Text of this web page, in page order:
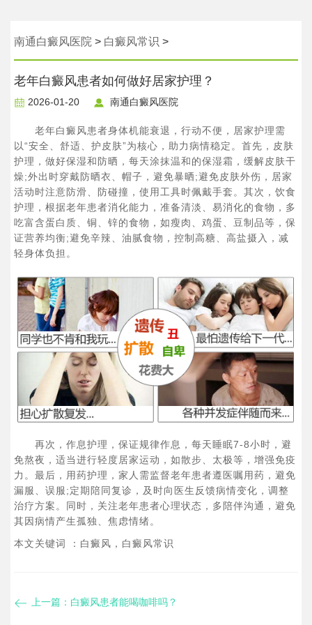
南通白癜风医院 > 白癜风常识 >
老年白癜风患者如何做好居家护理？
2026-01-20 南通白癜风医院
老年白癜风患者身体机能衰退，行动不便，居家护理需
以“安全、舒适、护皮肤”为核心，助力病情稳定。首先，皮肤
护理，做好保湿和防晒，每天涂抹温和的保湿霜，缓解皮肤干
燥;外出时穿戴防晒衣、帽子，避免暴晒;避免皮肤外伤，居家
活动时注意防滑、防碰撞，使用工具时佩戴手套。其次，饮食
护理，根据老年患者消化能力，准备清淡、易消化的食物，多
吃富含蛋白质、铜、锌的食物，如瘦肉、鸡蛋、豆制品等，保
证营养均衡;避免辛辣、油腻食物，控制高糖、高盐摄入，减
轻身体负担。
再次，作息护理，保证规律作息，每天睡眠7-8小时，避
免熬夜，适当进行轻度居家运动，如散步、太极等，增强免疫
力。最后，用药护理，家人需监督老年患者遵医嘱用药，避免
漏服、误服;定期陪同复诊，及时向医生反馈病情变化，调整
治疗方案。同时，关注老年患者心理状态，多陪伴沟通，避免
其因病情产生孤独、焦虑情绪。
本文关键词 ：白癜风，白癜风常识
上一篇： 白癜风患者能喝咖啡吗？